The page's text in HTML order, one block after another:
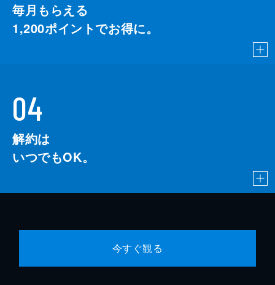
毎月もらえる
1,200ポイントでお得に。
04
解約は
いつでもOK。
今すぐ観る